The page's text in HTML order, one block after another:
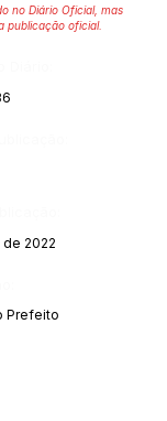
no Diário Oficial, mas
publicação oficial.
2022
Prefeito